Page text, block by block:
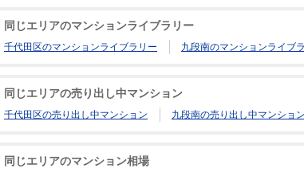
同じエリアのマンションライブラリー
千代田区のマンションライブラリー 九段南のマンションライブ
同じエリアの売り出し中マンション
千代田区の売り出し中マンション 九段南の売り出し中マンション
同じエリアのマンション相場